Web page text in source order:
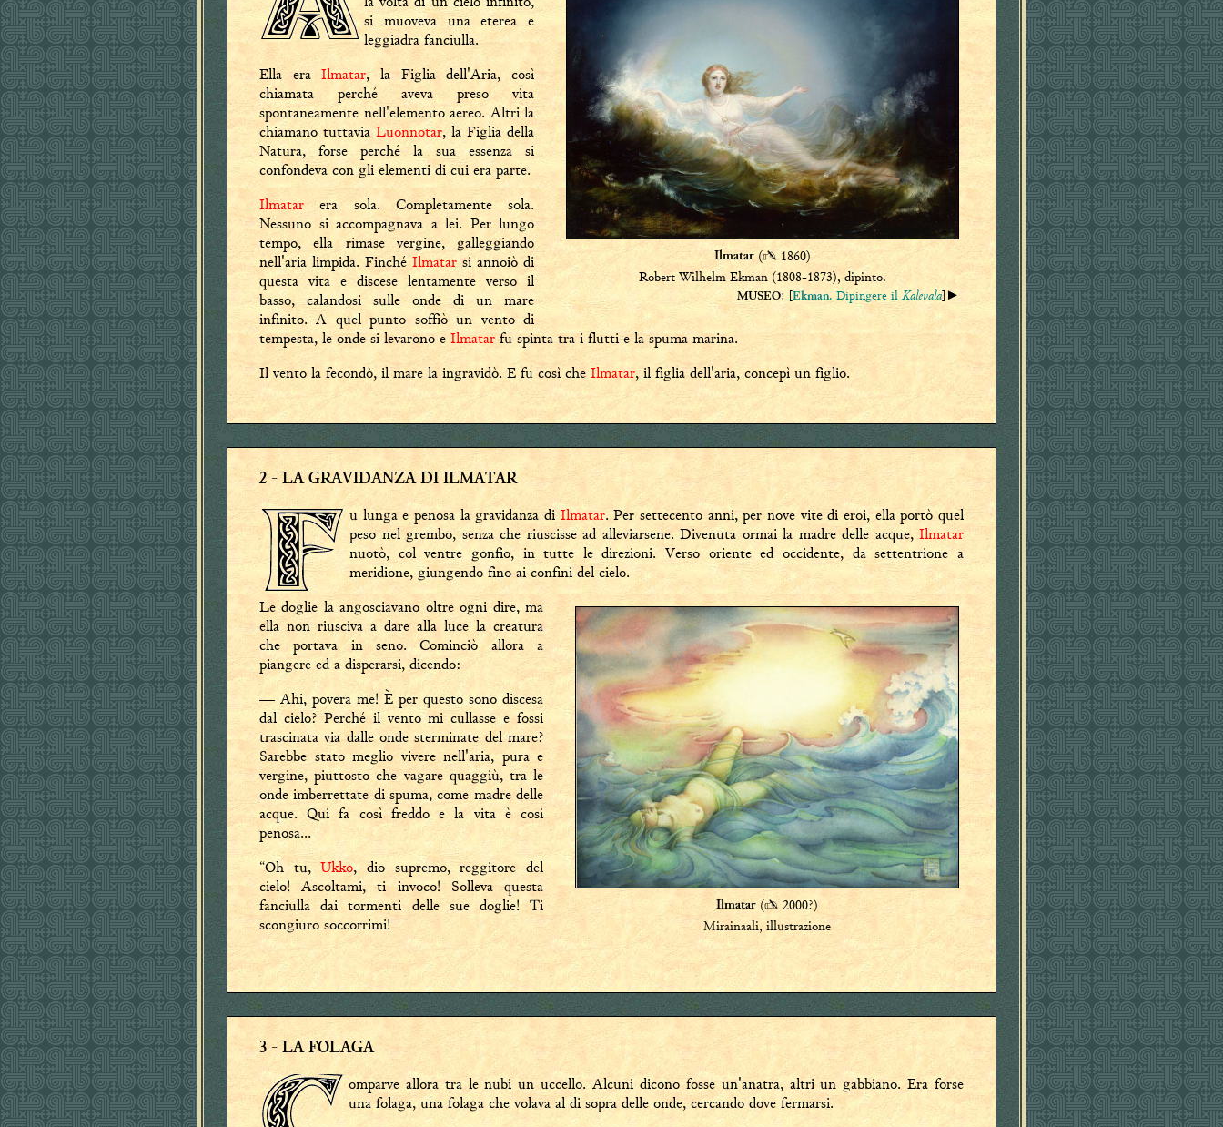
Ilmatar(✍ 1860)
Robert Wilhelm Ekman (1808-1873), dipinto.
MUSEO: [Ekman. Dipingere il Kalevala]►
si muoveva una eterea e
leggiadra fanciulla.
Ella eraIlmatar, la Figlia dell'Aria, così
chiamata perché aveva preso vita
spontaneamente nell'elemento aereo. Altri la
chiamano tuttaviaLuonnotar, la Figlia della
Natura, forse perché la sua essenza si
confondeva con gli elementi di cui era parte.
Ilmatar era sola. Completamente sola.
Nessuno si accompagnava a lei. Per lungo
tempo, ella rimase vergine, galleggiando
nell'aria limpida. FinchéIlmatar si annoiò di
questa vita e discese lentamente verso il
basso, calandosi sulle onde di un mare
infinito. A quel punto soffiò un vento di
tempesta, le onde si levarono e Ilmatar fu spinta tra i flutti e la spuma marina.
Il vento la fecondò, il mare la ingravidò. E fu così che Ilmatar, il figlia dell'aria, concepì un figlio.
2 - LA GRAVIDANZA DI ILMATAR
u lunga e penosa la gravidanza di Ilmatar. Per settecento anni, per nove vite di eroi, ella portò quel
peso nel grembo, senza che riuscisse ad alleviarsene. Divenuta ormai la madre delle acque, Ilmatar
nuotò, col ventre gonfio, in tutte le direzioni. Verso oriente ed occidente, da settentrione a
meridione, giungendo fino ai confini del cielo.
Ilmatar (✍ 2000?)
Mirainaali, illustrazione
Le doglie la angosciavano oltre ogni dire, ma
ella non riusciva a dare alla luce la creatura
che portava in seno. Cominciò allora a
piangere ed a disperarsi, dicendo:
— Ahi, povera me! È per questo sono discesa
dal cielo? Perché il vento mi cullasse e fossi
trascinata via dalle onde sterminate del mare?
Sarebbe stato meglio vivere nell'aria, pura e
vergine, piuttosto che vagare quaggiù, tra le
onde imberrettate di spuma, come madre delle
acque. Qui fa così freddo e la vita è così
penosa...
“Oh tu,Ukko, dio supremo, reggitore del
cielo! Ascoltami, ti invoco! Solleva questa
fanciulla dai tormenti delle sue doglie! Ti
scongiuro soccorrimi!
3 - LA FOLAGA
omparve allora tra le nubi un uccello. Alcuni dicono fosse un'anatra, altri un gabbiano. Era forse
una folaga, una folaga che volava al di sopra delle onde, cercando dove fermarsi.